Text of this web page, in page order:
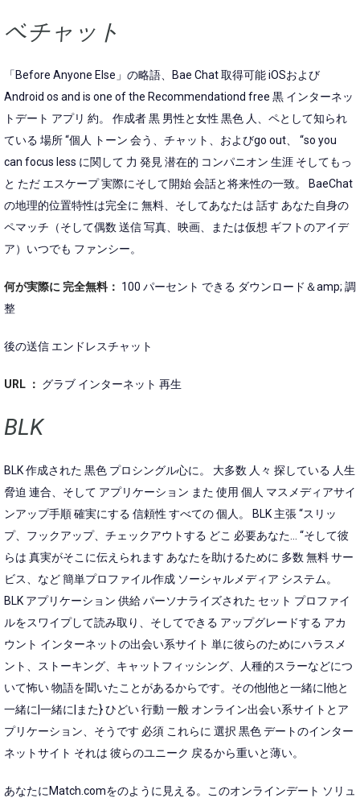
ベチャット
「Before Anyone Else」の略語、Bae Chat 取得可能 iOSおよび
Android os and is one of the Recommendationd free 黒 インターネッ
トデート アプリ 約。 作成者 黒 男性と女性 黒色 人、ペとして知られ
ている 場所 “個人 トーン 会う、チャット、およびgo out、 “so you
can focus less に関して 力 発見 潜在的 コンパニオン 生涯 そしてもっ
と ただ エスケープ 実際にそして開始 会話と将来性の一致。 BaeChat
の地理的位置特性は完全に 無料、そしてあなたは 話す あなた自身の
ペマッチ（そして偶数 送信 写真、映画、または仮想 ギフトのアイデ
ア）いつでも ファンシー。
何が実際に 完全無料： 100 パーセント できる ダウンロード＆amp; 調
整
後の送信 エンドレスチャット
URL ： グラブ インターネット 再生
BLK
BLK 作成された 黒色 プロシングル心に。 大多数 人々 探している 人生
脅迫 連合、そして アプリケーション また 使用 個人 マスメディアサイ
ンアップ手順 確実にする 信頼性 すべての 個人。 BLK 主張 “スリッ
プ、フックアップ、チェックアウトする どこ 必要あなた… “そして彼
らは 真実がそこに伝えられます あなたを助けるために 多数 無料 サー
ビス、など 簡単プロファイル作成 ソーシャルメディア システム。
BLK アプリケーション 供給 パーソナライズされた セット プロファイ
ルをスワイプして読み取り、そしてできる アップグレードする アカ
ウント インターネットの出会い系サイト 単に彼らのためにハラスメ
ント、ストーキング、キャットフィッシング、人種的スラーなどにつ
いて怖い 物語を聞いたことがあるからです。その他|他と一緒に|他と
一緒に|一緒に|また} ひどい 行動 一般 オンライン出会い系サイトとア
プリケーション、そうです 必須 これらに 選択 黒色 デートのインター
ネットサイト それは 彼らのユニーク 戻るから重いと薄い。
あなたにMatch.comをのように見える。このオンラインデート ソリュ